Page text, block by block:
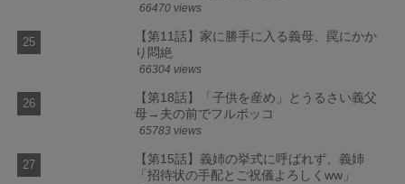
66470 views
【第11話】家に勝手に入る義母、罠にかか
り悶絶
66304 views
【第18話】「子供を産め」とうるさい義父
母→夫の前でフルボッコ
65783 views
【第15話】義姉の挙式に呼ばれず、義姉
「招待状の手配とご祝儀よろしくww」